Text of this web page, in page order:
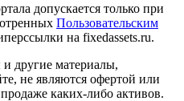
допускается только при
Пользовательским
на fixedassets.ru.
другие материалы,
не являются офертой или
каких-либо активов.